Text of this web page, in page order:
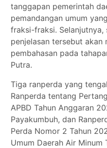
tanggapan pemerintah
pemandangan umum
fraksi-fraksi. Selanjutnya,
penjelasan tersebut akan
pembahasan pada
Putra.
Tiga ranperda yang
Ranperda tentang
APBD Tahun Anggaran
Payakumbuh, dan
Perda Nomor 2 Tahun
Umum Daerah Air Minum